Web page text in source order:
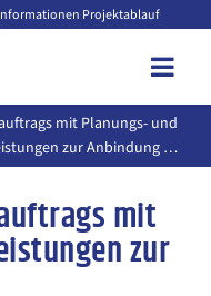
Projektablauf
mit Planungs- und
zur Anbindung …
mit
zur